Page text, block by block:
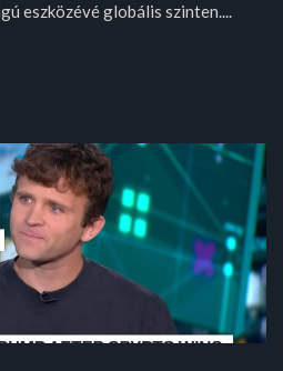
eszközévé globális szinten....